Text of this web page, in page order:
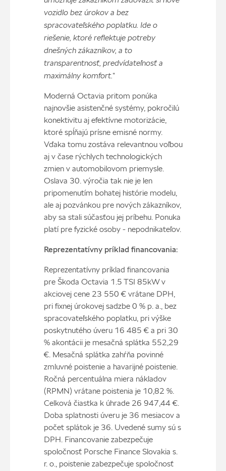
vozidlo bez úrokov a bez
spracovateľského poplatku. Ide o
riešenie, ktoré reflektuje potreby
dnešných zákazníkov, a to
transparentnosť, predvídateľnosť a
maximálny komfort.“
Moderná Octavia pritom ponúka
najnovšie asistenčné systémy, pokročilú
konektivitu aj efektívne motorizácie,
ktoré spĺňajú prísne emisné normy.
Vďaka tomu zostáva relevantnou voľbou
aj v čase rýchlych technologických
zmien v automobilovom priemysle.
Oslava 30. výročia tak nie je len
pripomenutím bohatej histórie modelu,
ale aj pozvánkou pre nových zákazníkov,
aby sa stali súčasťou jej príbehu. Ponuka
platí pre fyzické osoby - nepodnikateľov.
Reprezentatívny príklad financovania:
Reprezentatívny príklad financovania
pre Škoda Octavia 1.5 TSI 85kW v
akciovej cene 23 550 € vrátane DPH,
pri fixnej úrokovej sadzbe 0 % p. a., bez
spracovateľského poplatku, pri výške
poskytnutého úveru 16 485 € a pri 30
% akontácii je mesačná splátka 552,29
€. Mesačná splátka zahŕňa povinné
zmluvné poistenie a havarijné poistenie.
Ročná percentuálna miera nákladov
(RPMN) vrátane poistenia je 10,82 %.
Celková čiastka k úhrade 26 947,44 €.
Doba splatnosti úveru je 36 mesiacov a
počet splátok je 36. Uvedené sumy sú s
DPH. Financovanie zabezpečuje
spoločnosť Porsche Finance Slovakia s.
r. o., poistenie zabezpečuje spoločnosť